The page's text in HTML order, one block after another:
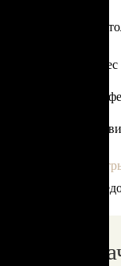
Посещение
выявлять
проводить
получать
Регулярные
полости рта и